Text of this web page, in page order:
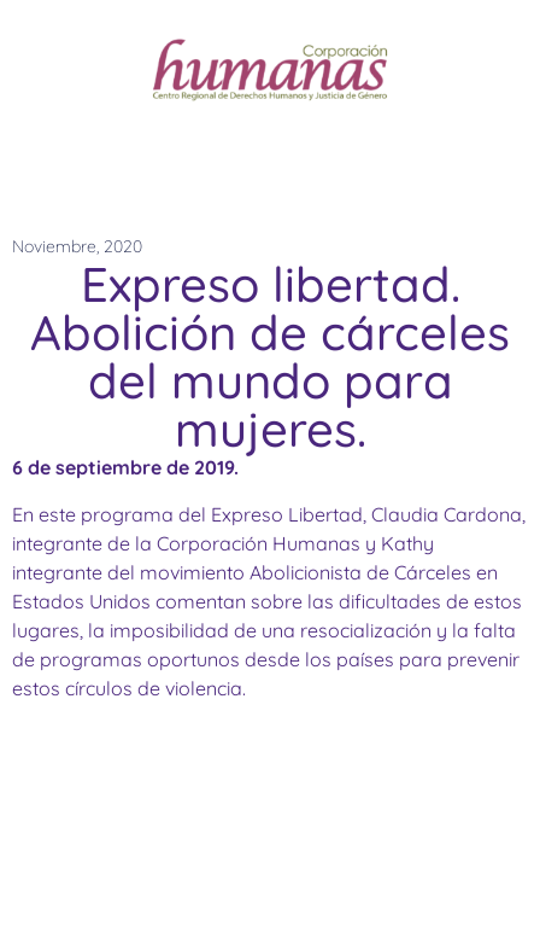
Noviembre, 2020
Expreso libertad.
Abolición de cárceles
del mundo para
mujeres.
6 de septiembre de 2019.
En este programa del Expreso Libertad, Claudia Cardona,
integrante de la Corporación Humanas y Kathy
integrante del movimiento Abolicionista de Cárceles en
Estados Unidos comentan sobre las dificultades de estos
lugares, la imposibilidad de una resocialización y la falta
de programas oportunos desde los países para prevenir
estos círculos de violencia.